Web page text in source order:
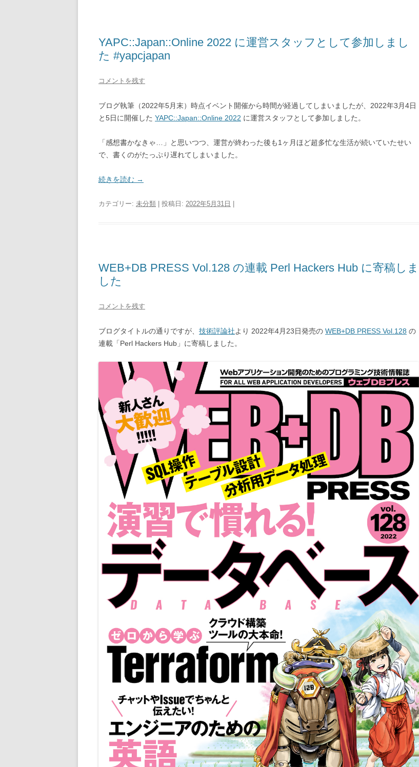
YAPC::Japan::Online 2022 に運営スタッフとして参加しまし
た #yapcjapan
コメントを残す
ブログ執筆（2022年5月末）時点イベント開催から時間が経過してしまいましたが、2022年3月4日
と5日に開催した YAPC::Japan::Online 2022 に運営スタッフとして参加しました。
「感想書かなきゃ…」と思いつつ、運営が終わった後も1ヶ月ほど超多忙な生活が続いていたせい
で、書くのがたっぷり遅れてしまいました。
続きを読む →
カテゴリー: 未分類 | 投稿日: 2022年5月31日
WEB+DB PRESS Vol.128 の連載 Perl Hackers Hub に寄稿しま
した
コメントを残す
ブログタイトルの通りですが、 技術評論社より 2022年4月23日発売の WEB+DB PRESS Vol.128 の
連載「Perl Hackers Hub」に寄稿しました。